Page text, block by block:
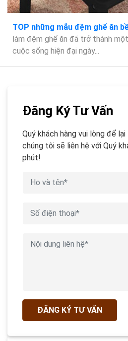
TOP những mẫu đệm ghế ăn
làm đệm ghế ăn đã trở thành
cuộc sống hiện đại ngày...
Đăng Ký Tư Vấn
Quý khách hàng vui lòng để
chúng tôi sẽ liên hệ với Quý
phút!
ĐĂNG KÝ TƯ VẤN